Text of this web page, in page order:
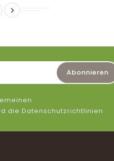

die Datenschutzrichtlinien